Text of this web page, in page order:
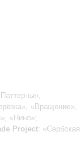
«Вращение»,
«Нино»;
Project: «Сербская